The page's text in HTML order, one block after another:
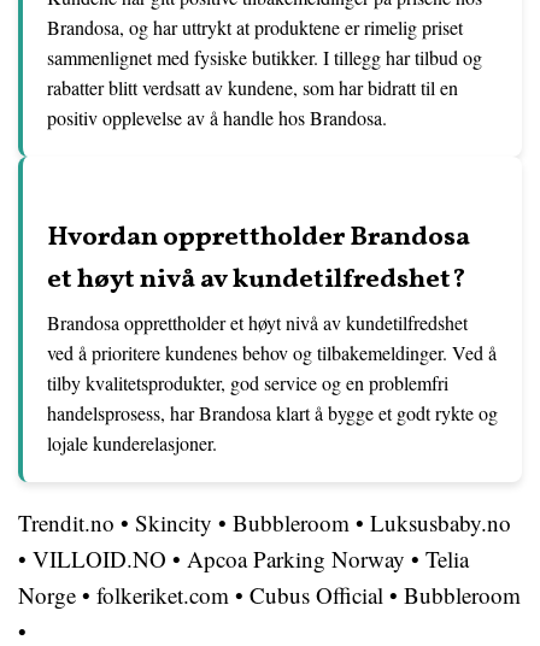
Brandosa, og har uttrykt at produktene er rimelig priset
sammenlignet med fysiske butikker. I tillegg har tilbud og
rabatter blitt verdsatt av kundene, som har bidratt til en
positiv opplevelse av å handle hos Brandosa.
Hvordan opprettholder Brandosa
et høyt nivå av kundetilfredshet?
Brandosa opprettholder et høyt nivå av kundetilfredshet
ved å prioritere kundenes behov og tilbakemeldinger. Ved å
tilby kvalitetsprodukter, god service og en problemfri
handelsprosess, har Brandosa klart å bygge et godt rykte og
lojale kunderelasjoner.
Trendit.no • Skincity • Bubbleroom • Luksusbaby.no
• VILLOID.NO • Apcoa Parking Norway • Telia
Norge • folkeriket.com • Cubus Official • Bubbleroom
•